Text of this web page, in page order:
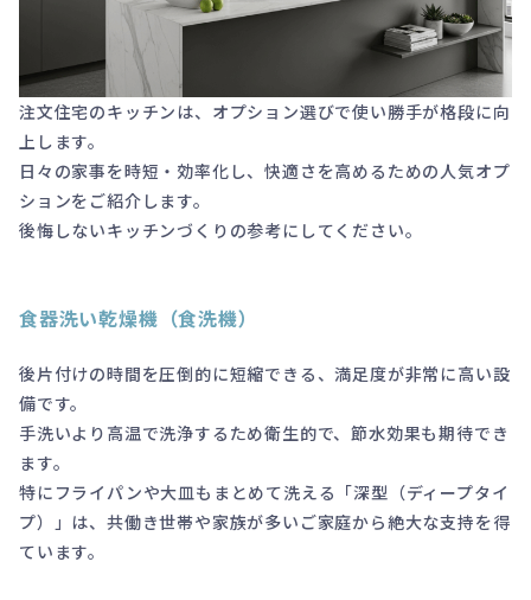
注文住宅のキッチンは、オプション選びで使い勝手が格段に向
上します。
日々の家事を時短・効率化し、快適さを高めるための人気オプ
ションをご紹介します。
後悔しないキッチンづくりの参考にしてください。
食器洗い乾燥機（食洗機）
後片付けの時間を圧倒的に短縮できる、満足度が非常に高い設
備です。
手洗いより高温で洗浄するため衛生的で、節水効果も期待でき
ます。
特にフライパンや大皿もまとめて洗える「深型（ディープタイ
プ）」は、共働き世帯や家族が多いご家庭から絶大な支持を得
ています。